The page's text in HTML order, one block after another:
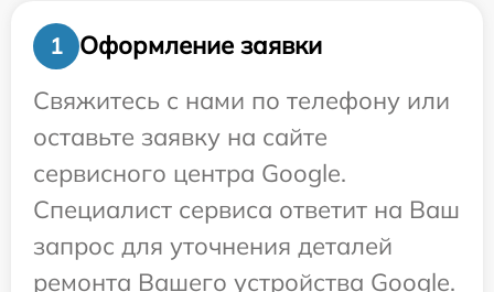
1
Оформление заявки
Свяжитесь с нами по телефону или
оставьте заявку на сайте
сервисного центра Google.
Специалист сервиса ответит на Ваш
запрос для уточнения деталей
ремонта Вашего устройства Google.